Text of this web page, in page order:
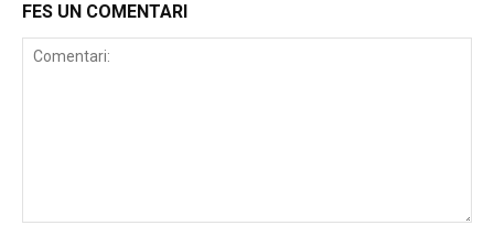
FES UN COMENTARI